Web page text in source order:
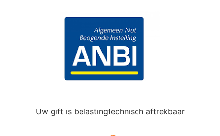
Uw gift is belastingtechnisch aftrekbaar